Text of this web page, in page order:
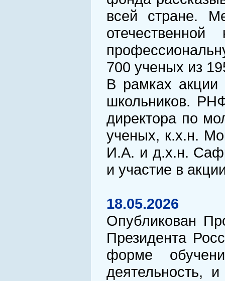
всей стране.
700 ученых из
В рамках
школьников.
директора по
ученых, к.х.н.
И.А. и д.х.н.
и участие в
18.05.2026
Опубликован
Президента
форме
деятельность,